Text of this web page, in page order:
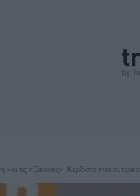
τις «Εικόνες»: Κερδίστε ένα